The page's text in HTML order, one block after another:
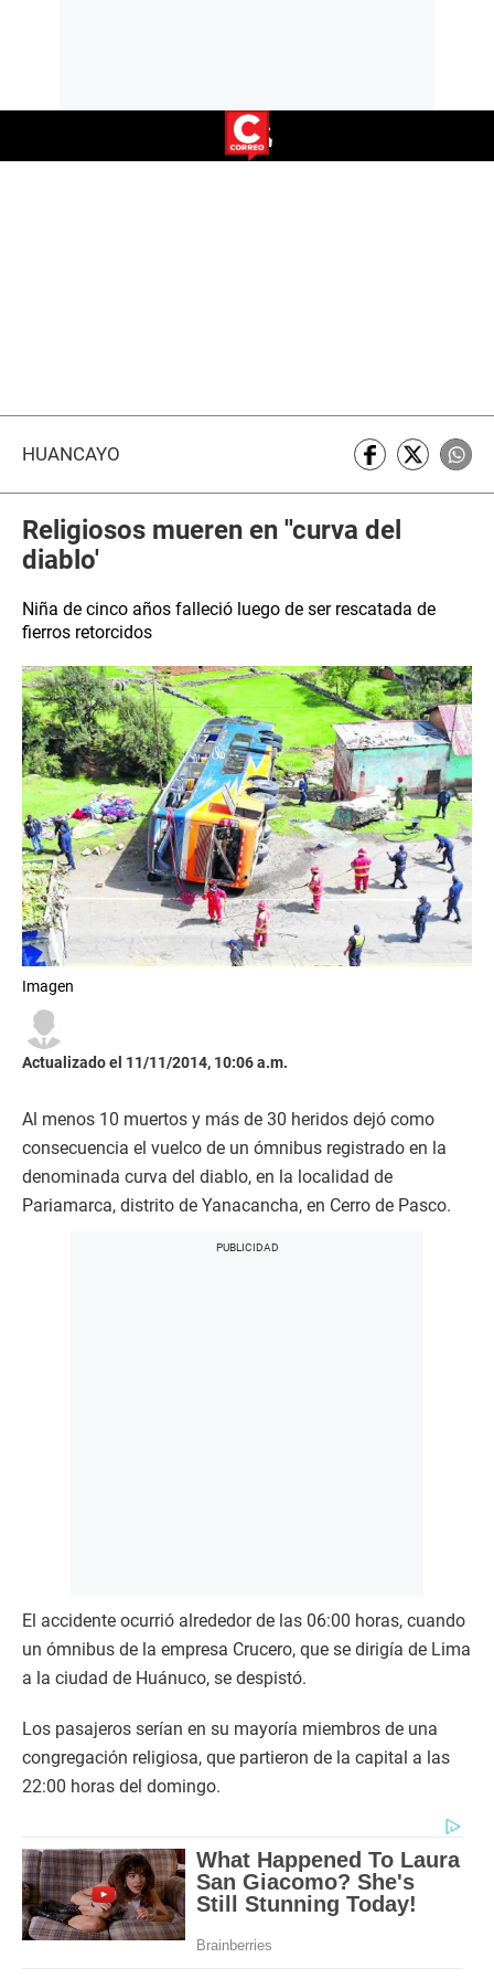
HUANCAYO
Religiosos mueren en ''curva del
diablo'
Niña de cinco años falleció luego de ser rescatada de
fierros retorcidos
Imagen
Actualizado el 11/11/2014, 10:06 a.m.
Al menos 10 muertos y más de 30 heridos dejó como
consecuencia el vuelco de un ómnibus registrado en la
denominada curva del diablo, en la localidad de
Pariamarca, distrito de Yanacancha, en Cerro de Pasco.
El accidente ocurrió alrededor de las 06:00 horas, cuando
un ómnibus de la empresa Crucero, que se dirigía de Lima
a la ciudad de Huánuco, se despistó.
Los pasajeros serían en su mayoría miembros de una
congregación religiosa, que partieron de la capital a las
22:00 horas del domingo.